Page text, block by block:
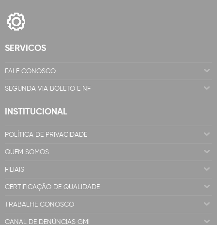
SERVICOS
FALE CONOSCO
SEGUNDA VIA BOLETO E NF
INSTITUCIONAL
POLÍTICA DE PRIVACIDADE
QUEM SOMOS
FILIAIS
CERTIFICAÇÃO DE QUALIDADE
TRABALHE CONOSCO
CANAL DE DENÚNCIAS GMI